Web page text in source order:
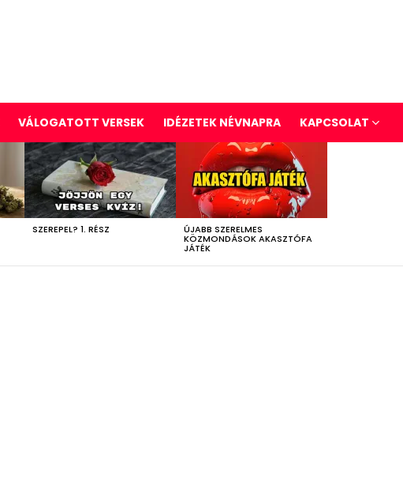
VÁLOGATOTT VERSEK IDÉZETEK NÉVNAPRA KAPCSOLAT
SZEREPEL? 1. RÉSZ ÚJABB SZERELMES
KÖZMONDÁSOK AKASZTÓFA
JÁTÉK